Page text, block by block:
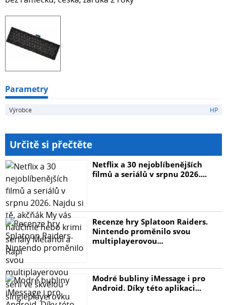
Parametry
Výrobce HP
Určitě si přečtěte
Netflix a 30 nejoblíbenějších
filmů a seriálů v srpnu 2026....
Recenze hry Splatoon Raiders.
Nintendo proměnilo svou
multiplayerovou...
Modré bubliny iMessage i pro
Android. Díky této aplikaci...